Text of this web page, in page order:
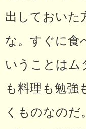
出しておいた
な。すぐに
いうことはム
も料理も勉強
くものなのだ